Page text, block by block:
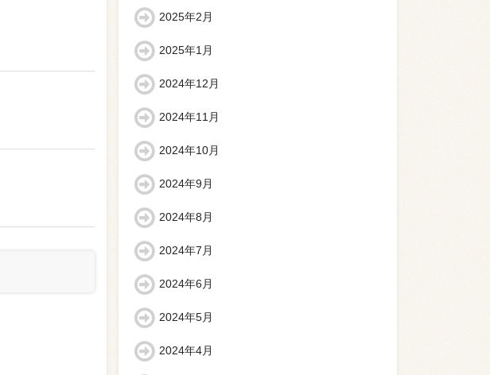
2025年2月
2025年1月
2024年12月
2024年11月
2024年10月
2024年9月
2024年8月
2024年7月
2024年6月
2024年5月
2024年4月